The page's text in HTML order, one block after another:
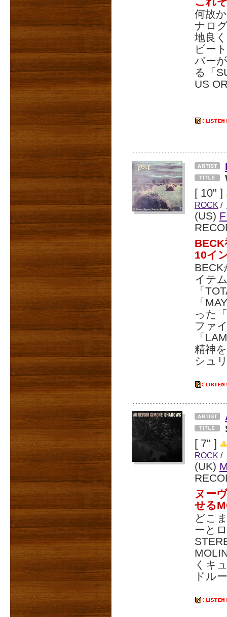
何故
ナロ
地良
ビー
バー
る「
US
[ 10" ]
ROCK /
(US)
10イ
イテ
「
「
った
ファ
「
精神
シュ
[ 7" ]
ROCK /
(UK)
ヌー
せる
どこ
ーと
くキ
ドル